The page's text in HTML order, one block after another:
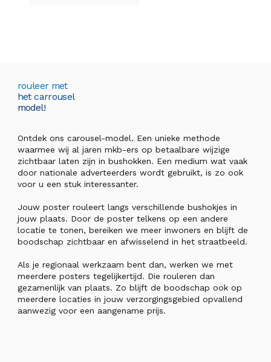
rouleer met
het carrousel
model!
Ontdek ons carousel-model. Een unieke methode
waarmee wij al jaren mkb-ers op betaalbare wijzige
zichtbaar laten zijn in bushokken. Een medium wat vaak
door nationale adverteerders wordt gebruikt, is zo ook
voor u een stuk interessanter.
Jouw poster rouleert langs verschillende bushokjes in
jouw plaats. Door de poster telkens op een andere
locatie te tonen, bereiken we meer inwoners en blijft de
boodschap zichtbaar en afwisselend in het straatbeeld.
Als je regionaal werkzaam bent dan, werken we met
meerdere posters tegelijkertijd. Die rouleren dan
gezamenlijk van plaats. Zo blijft de boodschap ook op
meerdere locaties in jouw verzorgingsgebied opvallend
aanwezig voor een aangename prijs.